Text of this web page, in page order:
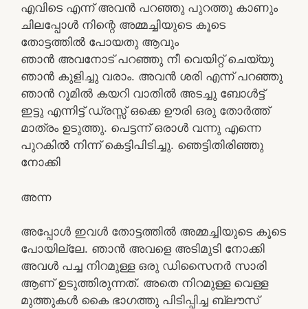
എവിടെ എന്ന് അവൻ പറഞ്ഞു പുറത്തു കാണും
ചിലപ്പോൾ നിന്റെ അമ്മച്ചിയുടെ കൂടെ
തോട്ടത്തിൽ പോയതു ആവും
ഞാൻ അവനോട് പറഞ്ഞു നീ വെയിറ്റ് ചെയ്യു
ഞാൻ കുളിച്ചു വരാം. അവൻ ശരി എന്ന് പറഞ്ഞു
ഞാൻ റൂമിൽ കയറി വാതിൽ അടച്ചു ബോൾട്ട്
ഇട്ടു എന്നിട്ട് ഡ്രസ്സ്‌ ഒക്കെ ഊരി ഒരു തോർത്ത്‌
മാത്രം ഉടുത്തു. പെട്ടന്ന് ഒരാൾ വന്നു എന്നെ
പുറകിൽ നിന്ന് കെട്ടിപിടിച്ചു. ഞെട്ടിതിരിഞ്ഞു
നോക്കി
അന്ന
അപ്പോൾ ഇവൾ തോട്ടത്തിൽ അമ്മച്ചിയുടെ കൂടെ
പോയില്ലേ. ഞാൻ അവളെ അടിമുടി നോക്കി
അവൾ പച്ച നിറമുള്ള ഒരു ഡിസൈനർ സാരി
ആണ് ഉടുത്തിരുന്നത്. അതെ നിറമുള്ള വെള്ള
മുത്തുകൾ കൈ ഭാഗത്തു പിടിപ്പിച്ച ബ്ലൗസ്